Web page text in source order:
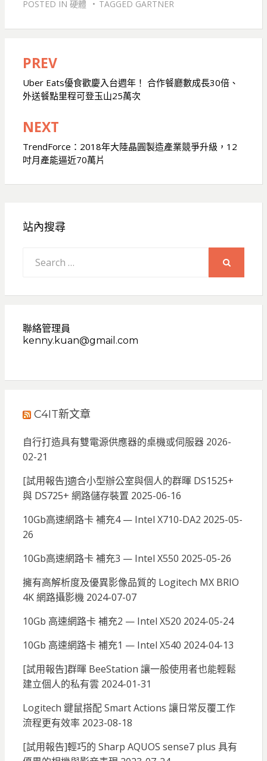
POSTED IN 硬體 TAGGED GARTNER
文
章
導
覽
PREV
Uber Eats優食歡慶入台週年！ 合作餐廳數成長30倍、
外送餐點里程可登玉山25萬次
NEXT
TrendForce：2018年大陸晶圓製造產業競爭升級，12
吋月產能逼近70萬片
站內搜尋
for:
聯絡管理員
kenny.kuan@gmail.com
C4IT新文章
自行打造具有雙電源供應器的桌機或伺服器 2026-
02-21
[試用報告]適合小型辦公室與個人的群暉 DS1525+
與 DS725+ 網路儲存裝置 2025-06-16
10Gb高速網路卡 補充4 — Intel X710-DA2 2025-05-
26
10Gb高速網路卡 補充3 — Intel X550 2025-05-26
擁有高解析度及優異影像品質的 Logitech MX BRIO
4K 網路攝影機 2024-07-07
10Gb 高速網路卡 補充2 — Intel X520 2024-05-24
10Gb 高速網路卡 補充1 — Intel X540 2024-04-13
[試用報告]群暉 BeeStation 讓一般使用者也能輕鬆
建立個人的私有雲 2024-01-31
Logitech 鍵鼠搭配 Smart Actions 讓日常反覆工作
流程更有效率 2023-08-18
[試用報告]輕巧的 Sharp AQUOS sense7 plus 具有